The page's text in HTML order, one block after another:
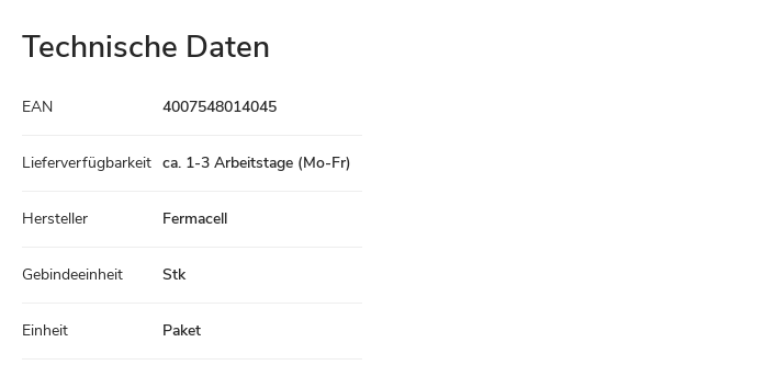
Technische Daten
Daten
EAN 4007548014045
Lieferverfügbarkeit ca. 1-3 Arbeitstage (Mo-Fr)
Hersteller Fermacell
Gebindeeinheit Stk
Einheit Paket